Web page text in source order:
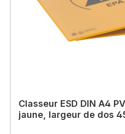
Classeur ESD DIN A4
jaune, largeur de dos